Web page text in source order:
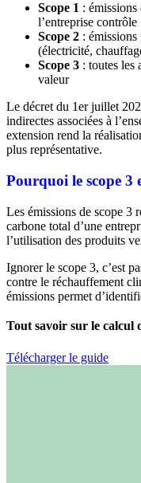
Scope 1 : émissions
l’entreprise contrôle
Scope 2 : émissions
(électricité,
Scope 3 : toutes les
valeur
Le décret du 1er juillet
indirectes associées à
extension rend la
plus représentative.
Pourquoi le scope 3
Les émissions de scope 3
carbone total d’une
l’utilisation des produits
Ignorer le scope 3, c’est
contre le réchauffement
émissions permet
Tout savoir sur le calcul
Télécharger le guide